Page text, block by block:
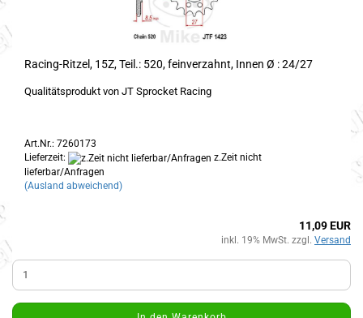
Racing-Ritzel, 15Z, Teil.: 520, feinverzahnt, Innen Ø : 24/27
Qualitätsprodukt von JT Sprocket Racing
Art.Nr.: 7260173
Lieferzeit:
z.Zeit nicht
lieferbar/Anfragen
(Ausland abweichend)
11,09 EUR
inkl. 19% MwSt. zzgl. Versand